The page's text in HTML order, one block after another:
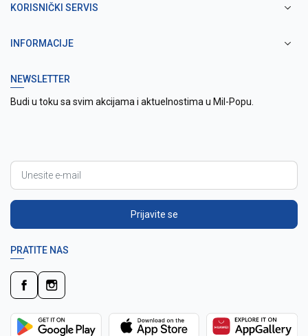
KORISNIČKI SERVIS
INFORMACIJE
NEWSLETTER
Budi u toku sa svim akcijama i aktuelnostima u Mil-Popu.
Prijavite se
PRATITE NAS